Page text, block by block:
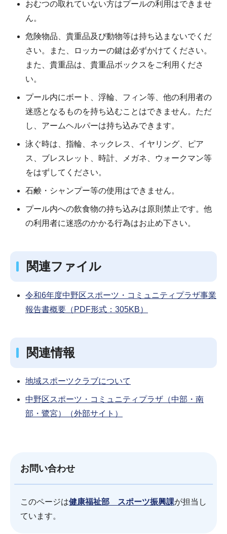
おむつの取れていない方はプールの利用はできませ
ん。
危険物品、貴重品及び動物等は持ち込まないでくだ
さい。また、ロッカーの鍵は必ずかけてください。
また、貴重品は、貴重品ボックスをご利用くださ
い。
プール内にボート、浮輪、フィン等、他の利用者の
迷惑となるものを持ち込むことはできません。ただ
し、アームヘルパーは持ち込みできます。
泳ぐ時は、指輪、ネックレス、イヤリング、ピア
ス、ブレスレット、時計、メガネ、ウォークマン等
をはずしてください。
石鹸・シャンプー等の使用はできません。
プール内への飲食物の持ち込みは原則禁止です。他
の利用者に迷惑のかかる行為はお止め下さい。
関連ファイル
令和6年度中野区スポーツ・コミュニティプラザ事業
報告書概要（PDF形式：305KB）
関連情報
地域スポーツクラブについて
中野区スポーツ・コミュニティプラザ（中部・南
部・鷺宮）（外部サイト）
お問い合わせ
このページは健康福祉部 スポーツ振興課が担当し
ています。